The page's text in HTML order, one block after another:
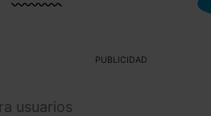
PUBLICIDAD
usuarios